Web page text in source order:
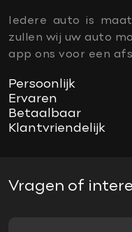
Iedere auto is
zullen wij uw auto
app ons voor een
Persoonlijk
Ervaren
Betaalbaar
Klantvriendelijk
Vragen of